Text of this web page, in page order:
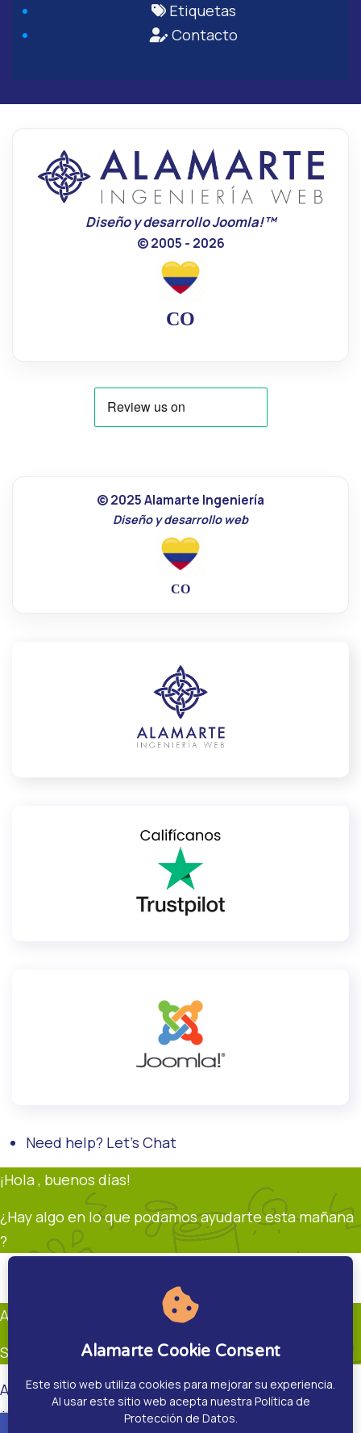
Etiquetas
Contacto
Diseño y desarrollo Joomla!™
© 2005 - 2026
CO
© 2025 Alamarte Ingeniería
Diseño y desarrollo web
CO
Need help? Let's Chat
¡Hola , buenos días!
¿Hay algo en lo que podamos ayudarte esta mañana
?
Andrés Restrepo
Soporte
Andrés Restrepo
¿Hay algo en que pueda ayudarte?.
Alamarte Cookie Consent
Este sitio web utiliza cookies para mejorar su experiencia.
Al usar este sitio web acepta nuestra Política de
Protección de Datos.